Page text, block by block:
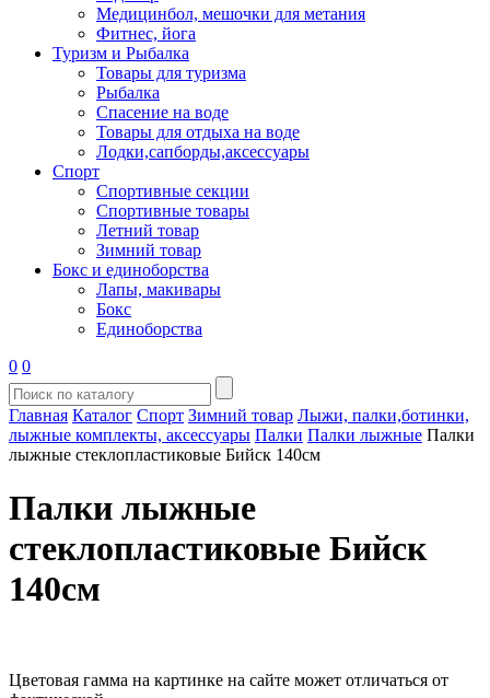
Медицинбол, мешочки для метания
Фитнес, йога
Туризм и Рыбалка
Товары для туризма
Рыбалка
Спасение на воде
Товары для отдыха на воде
Лодки,сапборды,аксессуары
Спорт
Спортивные секции
Спортивные товары
Летний товар
Зимний товар
Бокс и единоборства
Лапы, макивары
Бокс
Единоборства
0 0
Главная Каталог Спорт Зимний товар Лыжи, палки,ботинки,
лыжные комплекты, аксессуары Палки Палки лыжные Палки
лыжные стеклопластиковые Бийск 140см
Палки лыжные
стеклопластиковые Бийск
140см
Цветовая гамма на картинке на сайте может отличаться от